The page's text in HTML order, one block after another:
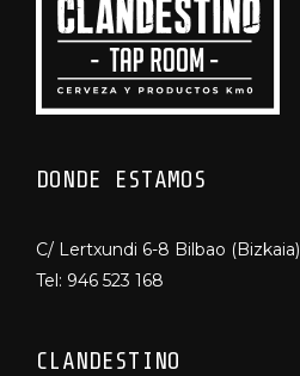
DONDE ESTAMOS
C/ Lertxundi 6-8 Bilbao (Bizkaia)
Tel: 946 523 168
CLANDESTINO